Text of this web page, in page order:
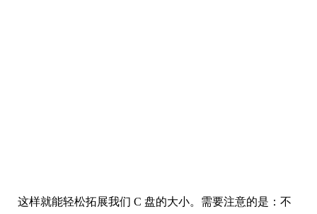
这样就能轻松拓展我们 C 盘的大小。需要注意的是：不